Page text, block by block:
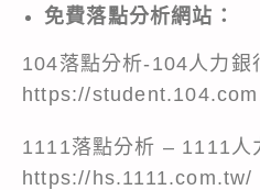
免費落點分析網站：
104落點分析-104人力銀
https://
1111落點分析 – 1111人
https://hs.1111.com.tw/